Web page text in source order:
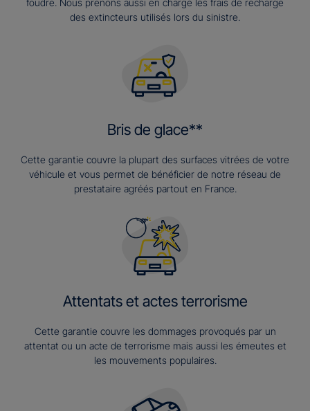
foudre. Nous prenons aussi en charge les frais de recharge
des extincteurs utilisés lors du sinistre.
Bris de glace**
Cette garantie couvre la plupart des surfaces vitrées de votre
véhicule et vous permet de bénéficier de notre réseau de
prestataire agréés partout en France.
Attentats et actes terrorisme
Cette garantie couvre les dommages provoqués par un
attentat ou un acte de terrorisme mais aussi les émeutes et
les mouvements populaires.